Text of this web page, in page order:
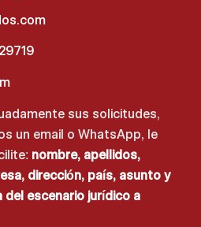
sus solicitudes,
un email o WhatsApp, le
nombre, apellidos,
dirección, país, asunto y
escenario jurídico a